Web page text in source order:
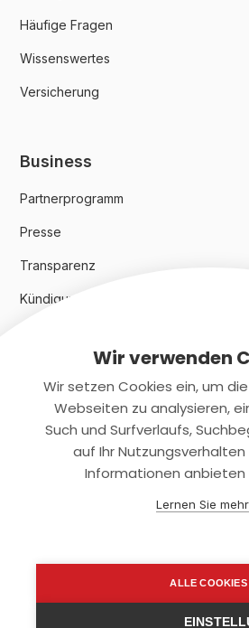
Häufige Fragen
Wissenswertes
Versicherung
Business
Partnerprogramm
Presse
Transparenz
Kündigungsindex 2024
Rechtliches
Datenschutz
support@smartkuendigen.de
Wir verwenden
Wir setzen Cookies ein, um
Webseiten zu analysieren,
Such und Surfverlaufs,
auf Ihr
Informationen anbieten
Lernen Sie mehr
ALLE